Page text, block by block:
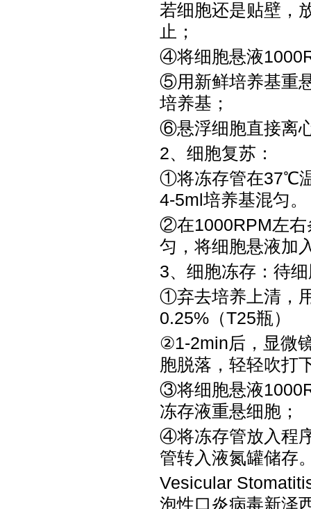
若细胞还是贴壁，
止；
④将细胞悬液
⑤用新鲜培养基重
培养基；
⑥悬浮细胞直接离
2、细胞复苏：
①将冻存管在37℃
4-5ml培养基混匀。
②在1000RPM左右
匀，将细胞悬液加
3、细胞冻存：待
①弃去培养上清，
0.25%（T25瓶）
②1-2min后，显微
胞脱落，轻轻吹打
③将细胞悬液
冻存液重悬细胞；
④将冻存管放入程
管转入液氮罐储存
Vesicular
泡性口炎病毒新泽